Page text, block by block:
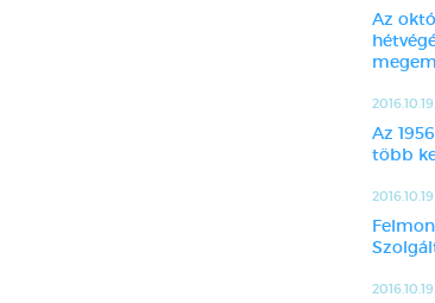
Az
Az
több